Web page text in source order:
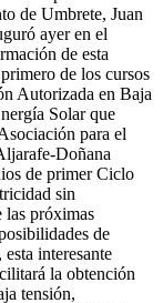
de Umbrete, Juan
ayer en el
de esta
de los cursos
Autorizada en Baja
Solar que
para el
Doñana
de primer Ciclo
sin
las próximas
de
interesante
la obtención
tensión,